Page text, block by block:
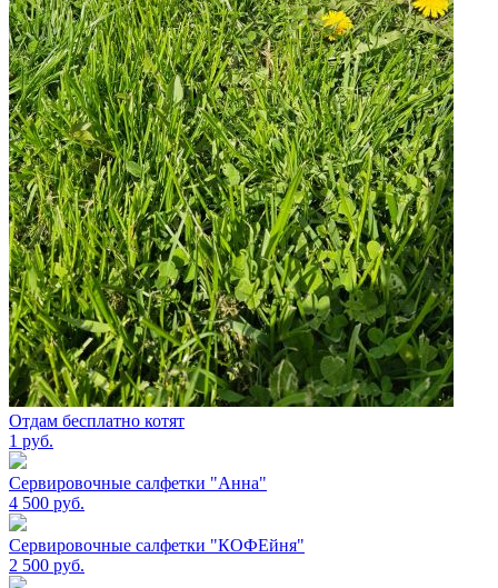
Отдам бесплатно котят
1 руб.
Сервировочные салфетки "Анна"
4 500 руб.
Сервировочные салфетки "КОФЕйня"
2 500 руб.